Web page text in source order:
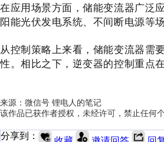
在应用场景方面，储能变流器广泛
阳能光伏发电系统、不间断电源等场
从控制策略上来看，储能变流器需
性。相比之下，逆变器的控制重点
来源：微信号 锂电人的笔记
该作品已获作者授权，未经许可，禁止任何
分享到：